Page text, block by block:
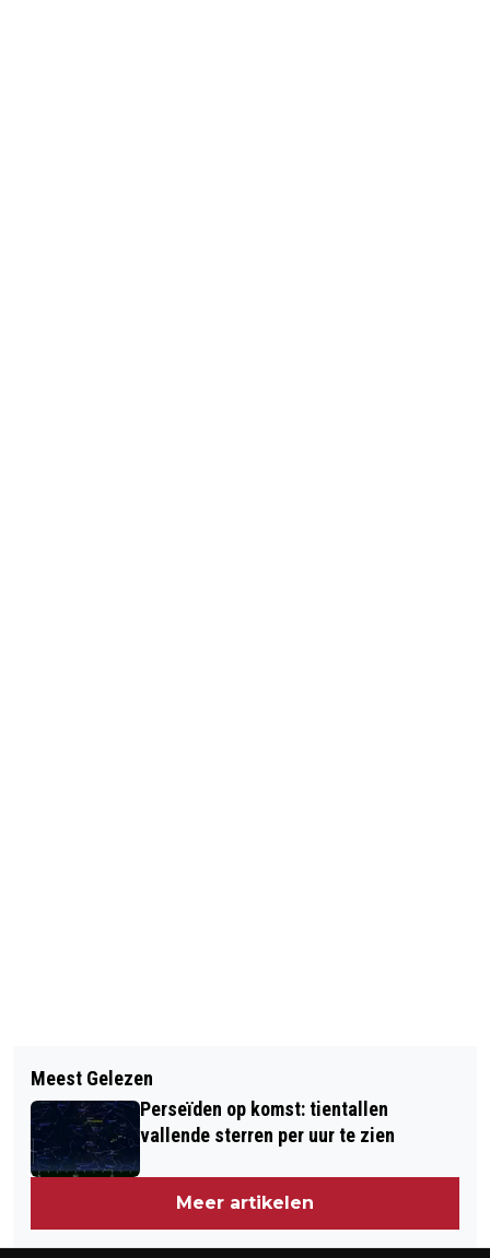
WOEDE IN FERGUSON NA UITSPRAAK
JURY
RAVAGE A16 DOOR ONGELUK
VRACHTWAGEN
Meest Gelezen
Perseïden op komst: tientallen
vallende sterren per uur te zien
Meer artikelen